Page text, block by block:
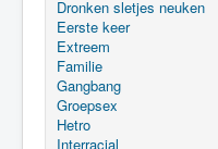
Dronken sletjes neuken
Eerste keer
Extreem
Familie
Gangbang
Groepsex
Hetro
Interracial